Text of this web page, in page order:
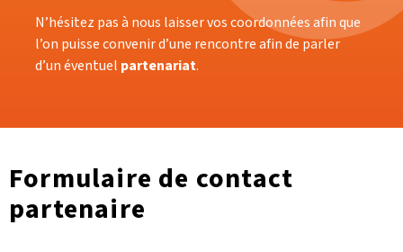
N’hésitez pas à nous laisser vos coordonnées afin que
l’on puisse convenir d’une rencontre afin de parler
d’un éventuel partenariat.
Formulaire de contact
partenaire